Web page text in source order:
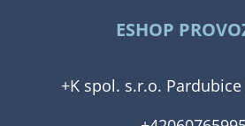
ESHOP
+K spol. s.r.o. Pardubice